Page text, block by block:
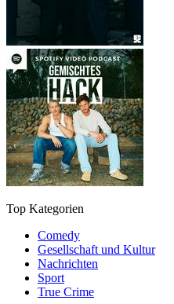
Top Kategorien
Comedy
Gesellschaft und Kultur
Nachrichten
Sport
True Crime